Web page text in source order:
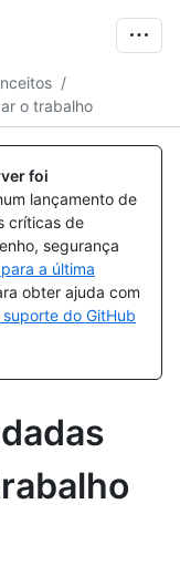
/
o trabalho
foi
lançamento de
críticas de
segurança
a última
obter ajuda com
do GitHub